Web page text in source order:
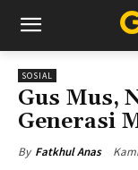
SOSIAL
Gus Mus,
Generasi
By Fatkhul Anas